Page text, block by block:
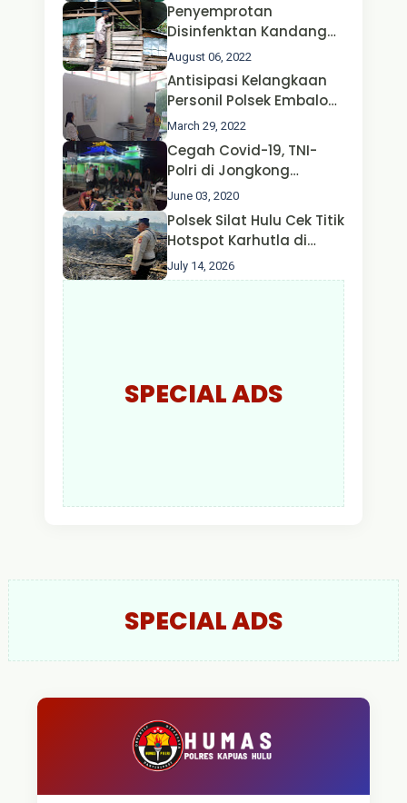
Penyemprotan
Disinfenktan Kandang
Ternak Kambing warga
Oleh Satgas Ops Aman
Nusa II Polda Kalbar*
August 06, 2022
Antisipasi Kelangkaan
Personil Polsek Embaloh
Hulu Gencar Lakukan
Pengecekan Oksigen
March 29, 2022
Cegah Covid-19, TNI-
Polri di Jongkong
Himbau Masyarakat
Jangan Kumpul Hinga
Larut Malam.
June 03, 2020
Polsek Silat Hulu Cek Titik
Hotspot Karhutla di
Desa Nanga Dangkan,
Api Ditemukan Sudah
July 14, 2026
SPECIAL ADS
SPECIAL ADS